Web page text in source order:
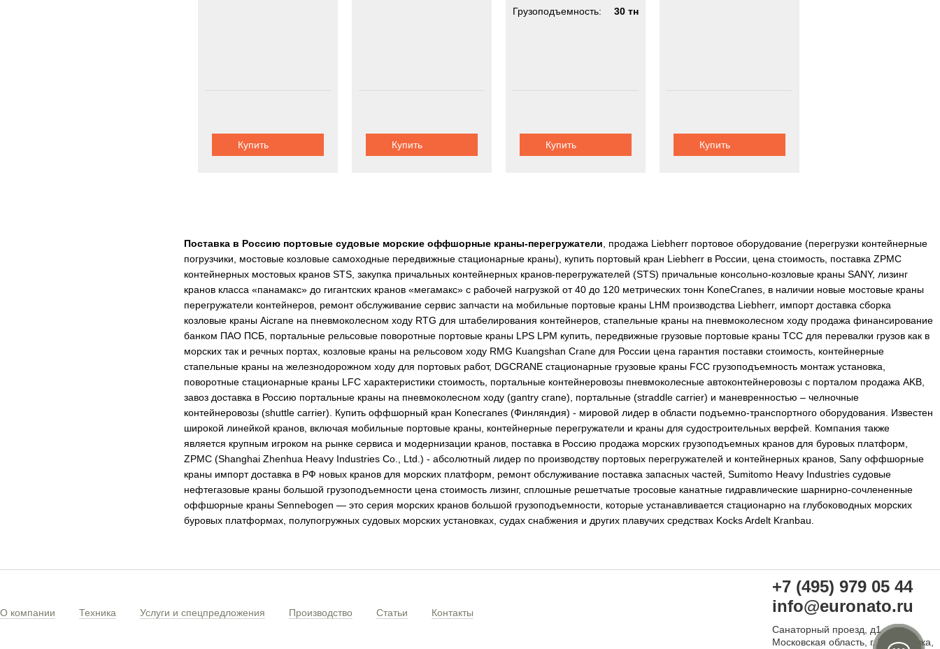
Купить Купить
Грузоподъемность:
30 тн
Купить Купить
Поставка в Россию портовые судовые морские оффшорные краны-перегружатели , продажа Liebherr портовое оборудование (перегрузки контейнерные
погрузчики, мостовые козловые самоходные передвижные стационарные краны), купить портовый кран Liebherr в России, цена стоимость, поставка ZPMC
контейнерных мостовых кранов STS, закупка причальных контейнерных кранов-перегружателей (STS) причальные консольно-козловые краны SANY, лизинг
кранов класса «панамакс» до гигантских кранов «мегамакс» с рабочей нагрузкой от 40 до 120 метрических тонн KoneCranes, в наличии новые мостовые краны
перегружатели контейнеров, ремонт обслуживание сервис запчасти на мобильные портовые краны LHM производства Liebherr, импорт доставка сборка
козловые краны Aicrane на пневмоколесном ходу RTG для штабелирования контейнеров, стапельные краны на пневмоколесном ходу продажа финансирование
банком ПАО ПСБ, портальные рельсовые поворотные портовые краны LPS LPM купить, передвижные грузовые портовые краны TCC для перевалки грузов как в
морских так и речных портах, козловые краны на рельсовом ходу RMG Kuangshan Crane для России цена гарантия поставки стоимость, контейнерные
стапельные краны на железнодорожном ходу для портовых работ, DGCRANE стационарные грузовые краны FCC грузоподъемность монтаж установка,
поворотные стационарные краны LFC характеристики стоимость, портальные контейнеровозы пневмоколесные автоконтейнеровозы с порталом продажа AKB,
завоз доставка в Россию портальные краны на пневмоколесном ходу (gantry crane), портальные (straddle carrier) и маневренностью – челночные
контейнеровозы (shuttle carrier). Купить оффшорный кран Konecranes (Финляндия) - мировой лидер в области подъемно-транспортного оборудования. Известен
широкой линейкой кранов, включая мобильные портовые краны, контейнерные перегружатели и краны для судостроительных верфей. Компания также
является крупным игроком на рынке сервиса и модернизации кранов, поставка в Россию продажа морских грузоподъемных кранов для буровых платформ,
ZPMC (Shanghai Zhenhua Heavy Industries Co., Ltd.) - абсолютный лидер по производству портовых перегружателей и контейнерных кранов, Sany оффшорные
краны импорт доставка в РФ новых кранов для морских платформ, ремонт обслуживание поставка запасных частей, Sumitomo Heavy Industries судовые
нефтегазовые краны большой грузоподъемности цена стоимость лизинг, сплошные решетчатые тросовые канатные гидравлические шарнирно-сочлененные
оффшорные краны Sennebogen — это серия морских кранов большой грузоподъемности, которые устанавливается стационарно на глубоководных морских
буровых платформах, полупогружных судовых морских установках, судах снабжения и других плавучих средствах Kocks Ardelt Kranbau.
О компании Техника Услуги и спецпредложения Производство Статьи Контакты
+7 (495) 979 05 44
info@euronato.ru
Санаторный проезд, д1
Московская область, г. Ивантеевка,